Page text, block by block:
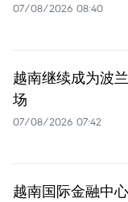
07/08/2026 08:40
越南继续成为波
场
07/08/2026 07:42
越南国际金融中